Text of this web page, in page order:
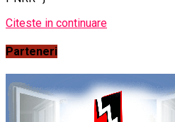
Citeste in continuare
Parteneri